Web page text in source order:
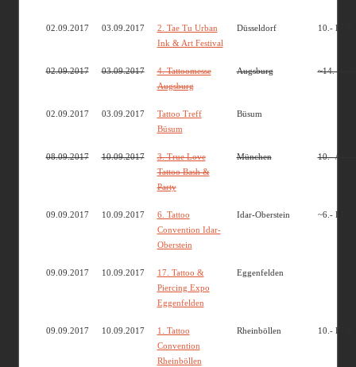
02.09.2017 03.09.2017
2. Tae Tu Urban
Ink & Art Festival
Düsseldorf 10.- EUR
02.09.2017 03.09.2017
4. Tattoomesse
Augsburg
Augsburg ~14.-
02.09.2017 03.09.2017
Tattoo Treff
Büsum
Büsum
08.09.2017 10.09.2017
3. True Love
Tattoo Bash &
Party
München 10.- / 15.-
09.09.2017 10.09.2017
6. Tattoo
Convention Idar-
Oberstein
Idar-Oberstein ~6.- EUR
09.09.2017 10.09.2017
17. Tattoo &
Piercing Expo
Eggenfelden
Eggenfelden
09.09.2017 10.09.2017
1. Tattoo
Convention
Rheinböllen
Rheinböllen 10.- EUR